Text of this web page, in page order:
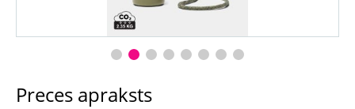
Preces apraksts